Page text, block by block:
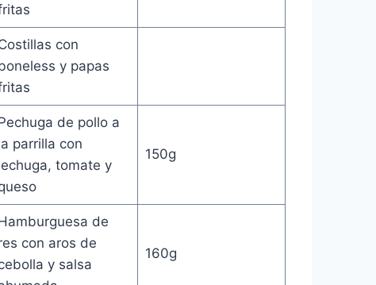
con
y papas
de pollo a
parrilla con
tomate y
150g
de
con aros de
y salsa
160g